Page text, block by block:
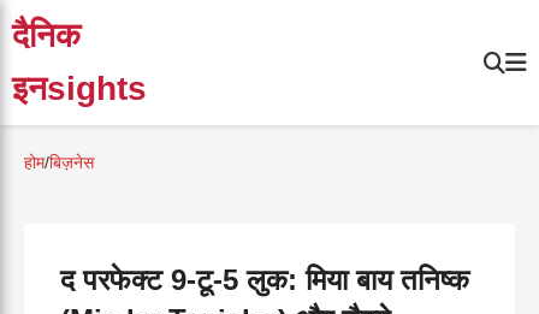
दैनिक
इनsights
होम/बिज़नेस
द परफेक्ट 9-टू-5 लुक: मिया बाय तनिष्क